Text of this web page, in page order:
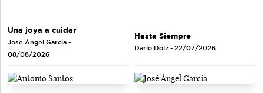
Una joya a cuidar
José Ángel García -
08/08/2026
Hasta Siempre
Darío Dolz - 22/07/2026